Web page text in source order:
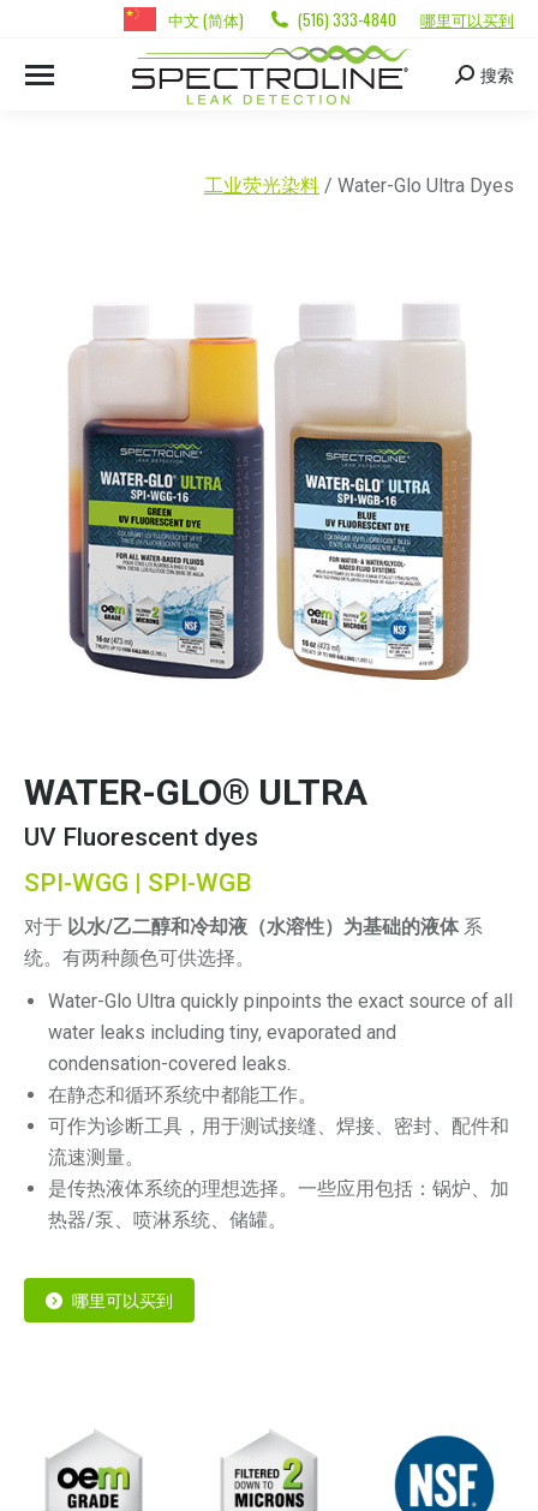
中文 (简体) (516) 333-4840 哪里可以买到
搜索
工业荧光染料 / Water-Glo Ultra Dyes
WATER-GLO® ULTRA
UV Fluorescent dyes
SPI-WGG | SPI-WGB
对于 以水/乙二醇和冷却液（水溶性）为基础的液体系
统。有两种颜色可供选择。
Water-Glo Ultra quickly pinpoints the exact source of all
water leaks including tiny, evaporated and
condensation-covered leaks.
在静态和循环系统中都能工作。
可作为诊断工具，用于测试接缝、焊接、密封、配件和
流速测量。
是传热液体系统的理想选择。一些应用包括：锅炉、加
热器/泵、喷淋系统、储罐。
哪里可以买到